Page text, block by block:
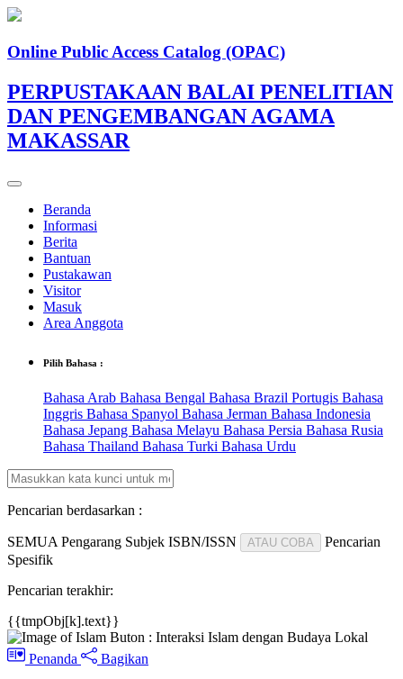
Online Public Access Catalog (OPAC)
PERPUSTAKAAN BALAI PENELITIAN
DAN PENGEMBANGAN AGAMA
MAKASSAR
Beranda
Informasi
Berita
Bantuan
Pustakawan
Visitor
Masuk
Area Anggota
Pilih Bahasa :
Bahasa Arab Bahasa Bengal Bahasa Brazil Portugis Bahasa
Inggris Bahasa Spanyol Bahasa Jerman Bahasa Indonesia
Bahasa Jepang Bahasa Melayu Bahasa Persia Bahasa Rusia
Bahasa Thailand Bahasa Turki Bahasa Urdu
Pencarian berdasarkan :
SEMUA Pengarang Subjek ISBN/ISSN ATAU COBA
Pencarian
Spesifik
Pencarian terakhir:
{{tmpObj[k].text}}
Penanda
Bagikan